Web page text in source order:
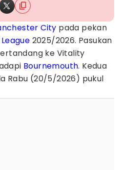
City pada pekan
2025/2026. Pasukan
ke Vitality
Bournemouth. Kedua
Rabu (20/5/2026) pukul